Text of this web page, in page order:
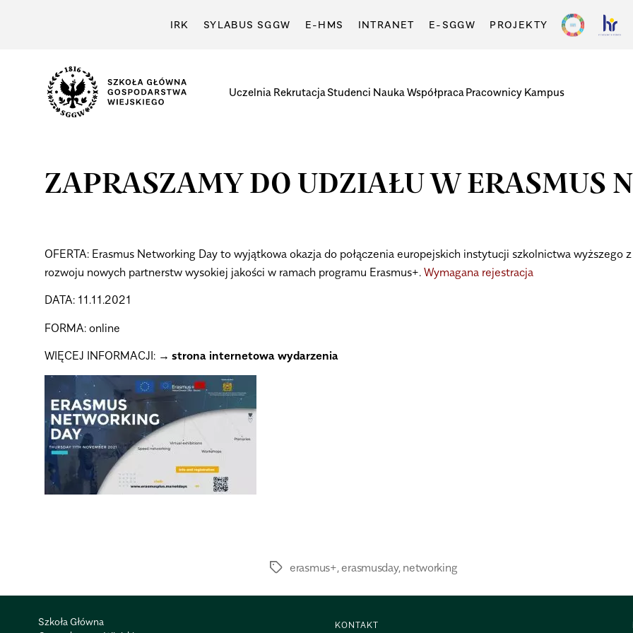
IRK SYLABUS SGGW E-HMS INTRANET E-SGGW PROJEKTY
Uczelnia Rekrutacja Studenci Nauka Współpraca Pracownicy Kampus
ZAPRASZAMY DO UDZIAŁU W ERASMUS
OFERTA: Erasmus Networking Day to wyjątkowa okazja do połączenia europejskich instytucji szkolnictwa wyższego
rozwoju nowych partnerstw wysokiej jakości w ramach programu Erasmus+. Wymagana rejestracja
DATA: 11.11.2021
FORMA:online
WIĘCEJ INFORMACJI:
strona internetowa wydarzenia
erasmus+,erasmusday, networking
Szkoła Główna
KONTAKT